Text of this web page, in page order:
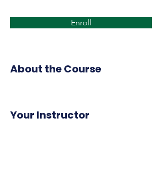
Enroll
About the Course
Your Instructor